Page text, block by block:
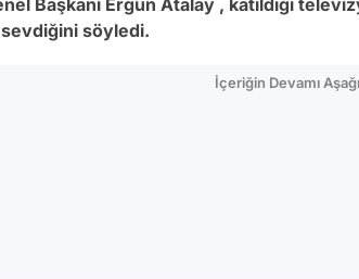
Başkanı Ergün Atalay , katıldığı
sevdiğini söyledi.
İçeriğin Devamı